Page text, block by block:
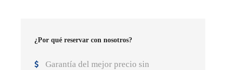
¿Por qué reservar con nosotros?
Garantía del mejor precio sin